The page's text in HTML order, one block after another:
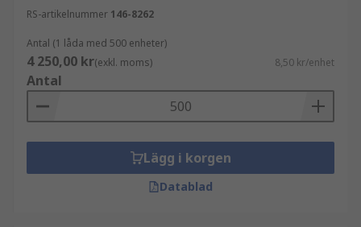
RS-artikelnummer 146-8262
Antal (1 låda med 500 enheter)
4 250,00 kr(exkl. moms) 8,50 kr/enhet
Antal
Lägg i korgen
Datablad